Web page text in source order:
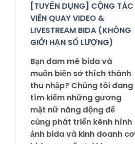
[TUYỂN DỤNG] CỘNG TÁC
VIÊN QUAY VIDEO &
LIVESTREAM BIDA (KHÔNG
GIỚI HẠN SỐ LƯỢNG)
Bạn đam mê bida và
muốn biến sở thích thành
thu nhập? Chúng tôi đang
tìm kiếm những gương
mặt nữ năng động để
cùng phát triển kênh hình
ảnh bida và kinh doanh cơ